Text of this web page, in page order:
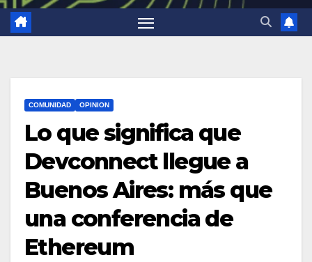
COMUNIDAD OPINION
Lo que significa que
Devconnect llegue a
Buenos Aires: más que
una conferencia de
Ethereum